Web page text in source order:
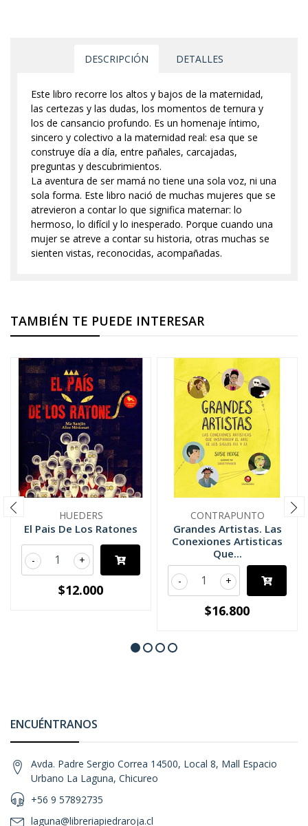
DESCRIPCIÓN DETALLES
Este libro recorre los altos y bajos de la maternidad,
las certezas y las dudas, los momentos de ternura y
los de cansancio profundo. Es un homenaje íntimo,
sincero y colectivo a la maternidad real: esa que se
construye día a día, entre pañales, carcajadas,
preguntas y descubrimientos.
La aventura de ser mamá no tiene una sola voz, ni una
sola forma. Este libro nació de muchas mujeres que se
atrevieron a contar lo que significa maternar: lo
hermoso, lo difícil y lo inesperado. Porque cuando una
mujer se atreve a contar su historia, otras muchas se
sienten vistas, reconocidas, acompañadas.
TAMBIÉN TE PUEDE INTERESAR
HUEDERS
El Pais De Los Ratones
+
-
$12.000
CONTRAPUNTO
Grandes Artistas. Las
Conexiones Artisticas
Que...
+
-
$16.800
ENCUÉNTRANOS
Avda. Padre Sergio Correa 14500, Local 8, Mall Espacio
Urbano La Laguna, Chicureo
+56 9 57892735
laguna@libreriapiedraroja.cl